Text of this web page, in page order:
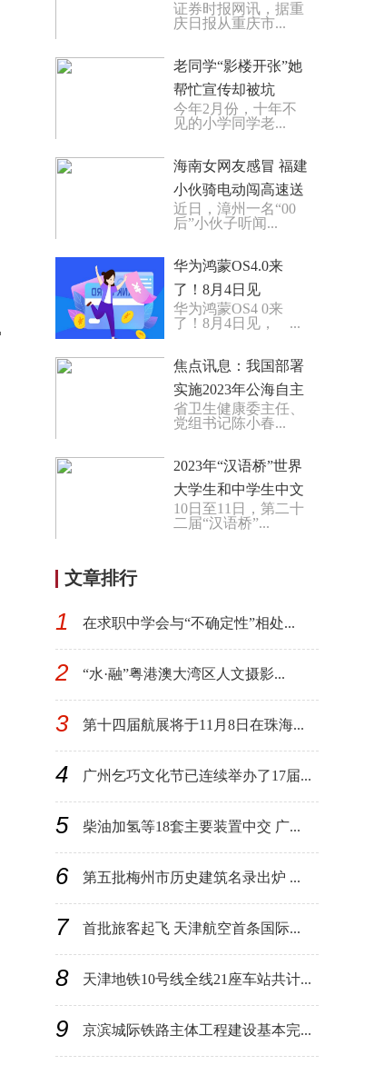
亿元 同比增长21.9%_
证券时报网讯，据重
庆日报从重庆市...
老同学“影楼开张”她
帮忙宣传却被坑
今年2月份，十年不
见的小学同学老...
海南女网友感冒 福建
小伙骑电动闯高速送
药
近日，漳州一名“00
后”小伙子听闻...
华为鸿蒙OS4.0来
了！8月4日见
华为鸿蒙OS4 0来
了！8月4日见， ...
焦点讯息：我国部署
实施2023年公海自主
休渔措施
省卫生健康委主任、
党组书记陈小春...
2023年“汉语桥”世界
大学生和中学生中文
比赛乌兹别克斯坦赛
10日至11日，第二十
二届“汉语桥”...
文章排行
1 在求职中学会与“不确定性”相处...
2 “水·融”粤港澳大湾区人文摄影...
3 第十四届航展将于11月8日在珠海...
4 广州乞巧文化节已连续举办了17届...
5 柴油加氢等18套主要装置中交 广...
6 第五批梅州市历史建筑名录出炉 ...
7 首批旅客起飞 天津航空首条国际...
8 天津地铁10号线全线21座车站共计...
9 京滨城际铁路主体工程建设基本完...